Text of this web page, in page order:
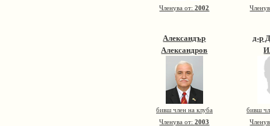
Членува от:2002
Александър
Александров
бивш член на клуба
Членува от:2003
д-р
бивш